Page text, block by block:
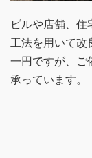
ビルや店舗、
工法を用いて改
一円ですが、ご
承っています。